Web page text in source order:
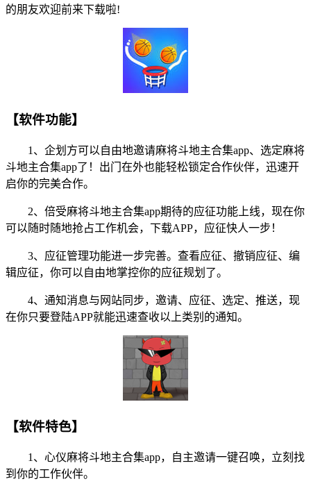
的朋友欢迎前来下载啦!
【软件功能】
1、企划方可以自由地邀请麻将斗地主合集app、选定麻将
斗地主合集app了！出门在外也能轻松锁定合作伙伴，迅速开
启你的完美合作。
2、倍受麻将斗地主合集app期待的应征功能上线，现在你
可以随时随地抢占工作机会，下载APP，应征快人一步！
3、应征管理功能进一步完善。查看应征、撤销应征、编
辑应征，你可以自由地掌控你的应征规划了。
4、通知消息与网站同步，邀请、应征、选定、推送，现
在你只要登陆APP就能迅速查收以上类别的通知。
【软件特色】
1、心仪麻将斗地主合集app，自主邀请一键召唤，立刻找
到你的工作伙伴。